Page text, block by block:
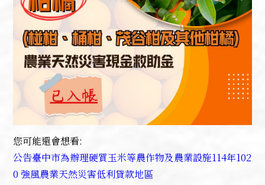
您可能還會想看:
公告臺中市為辦理硬質玉米等農作物及農業設施114年102
0 強風農業天然災害低利貸款地區